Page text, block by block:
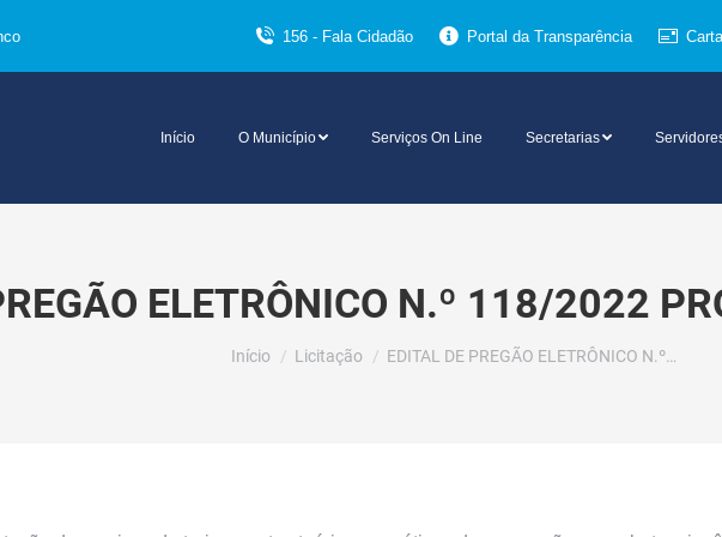
156 - Fala Cidadão Portal da Transparência
Início O Município Serviços On Line Secretarias
ELETRÔNICO N.º 118/2022
Você está aqui:
Início Licitação EDITAL DE PREGÃO ELETRÔNICO N.º…